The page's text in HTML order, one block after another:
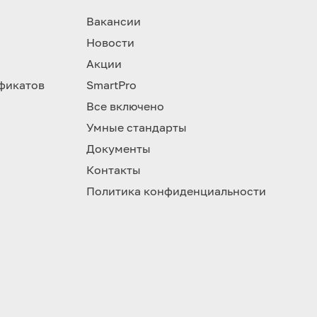
Вакансии
Новости
Акции
SmartPro
Все включено
Умные стандарты
Документы
Контакты
Политика конфиденциальности